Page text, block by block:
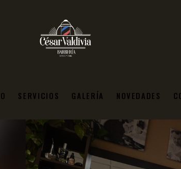
SERVICIOS GALERÍA NOVEDADES